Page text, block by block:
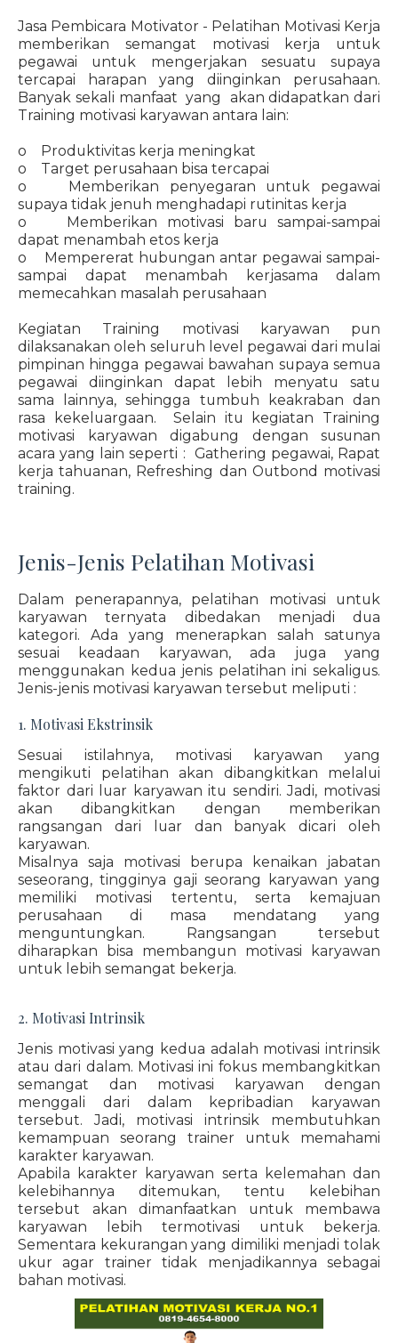
Jasa Pembicara Motivator - Pelatihan Motivasi Kerja
memberikan semangat motivasi kerja untuk
pegawai untuk mengerjakan sesuatu supaya
tercapai harapan yang diinginkan perusahaan.
Banyak sekali manfaat yang akan didapatkan dari
Training motivasi karyawan antara lain:
o Produktivitas kerja meningkat
o Target perusahaan bisa tercapai
o Memberikan penyegaran untuk pegawai
supaya tidak jenuh menghadapi rutinitas kerja
o Memberikan motivasi baru sampai-sampai
dapat menambah etos kerja
o Mempererat hubungan antar pegawai sampai-
sampai dapat menambah kerjasama dalam
memecahkan masalah perusahaan
Kegiatan Training motivasi karyawan pun
dilaksanakan oleh seluruh level pegawai dari mulai
pimpinan hingga pegawai bawahan supaya semua
pegawai diinginkan dapat lebih menyatu satu
sama lainnya, sehingga tumbuh keakraban dan
rasa kekeluargaan. Selain itu kegiatan Training
motivasi karyawan digabung dengan susunan
acara yang lain seperti : Gathering pegawai, Rapat
kerja tahuanan, Refreshing dan Outbond motivasi
training.
Jenis-Jenis Pelatihan Motivasi
Dalam penerapannya, pelatihan motivasi untuk
karyawan ternyata dibedakan menjadi dua
kategori. Ada yang menerapkan salah satunya
sesuai keadaan karyawan, ada juga yang
menggunakan kedua jenis pelatihan ini sekaligus.
Jenis-jenis motivasi karyawan tersebut meliputi :
1. Motivasi Ekstrinsik
Sesuai istilahnya, motivasi karyawan yang
mengikuti pelatihan akan dibangkitkan melalui
faktor dari luar karyawan itu sendiri. Jadi, motivasi
akan dibangkitkan dengan memberikan
rangsangan dari luar dan banyak dicari oleh
karyawan.
Misalnya saja motivasi berupa kenaikan jabatan
seseorang, tingginya gaji seorang karyawan yang
memiliki motivasi tertentu, serta kemajuan
perusahaan di masa mendatang yang
menguntungkan. Rangsangan tersebut
diharapkan bisa membangun motivasi karyawan
untuk lebih semangat bekerja.
2. Motivasi Intrinsik
Jenis motivasi yang kedua adalah motivasi intrinsik
atau dari dalam. Motivasi ini fokus membangkitkan
semangat dan motivasi karyawan dengan
menggali dari dalam kepribadian karyawan
tersebut. Jadi, motivasi intrinsik membutuhkan
kemampuan seorang trainer untuk memahami
karakter karyawan.
Apabila karakter karyawan serta kelemahan dan
kelebihannya ditemukan, tentu kelebihan
tersebut akan dimanfaatkan untuk membawa
karyawan lebih termotivasi untuk bekerja.
Sementara kekurangan yang dimiliki menjadi tolak
ukur agar trainer tidak menjadikannya sebagai
bahan motivasi.